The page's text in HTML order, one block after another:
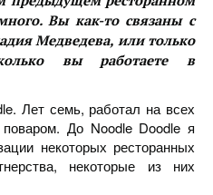
Вы как-то связаны с
Медведева, или только
вы работаете в
Лет семь, работал на всех
До Noodle Doodle я
некоторых ресторанных
некоторые из них